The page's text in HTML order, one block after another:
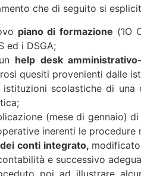
che di seguito si
piano di formazione (‘IO
ed i DSGA;
help desk
quesiti provenienti dalle
scolastiche di una
(mese di gennaio) di
inerenti le procedure
conti integrato,
e successivo
poi ad illustrare